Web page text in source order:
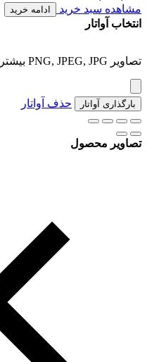
مشاهده سبد خرید
ادامه خرید
انتخاب آواتار
تصاویر PNG, JPEG, JPG بیشترین حجم مجاز 3 مگابایت
بارگذاری آواتار حذف آواتار
تصاویر محصول